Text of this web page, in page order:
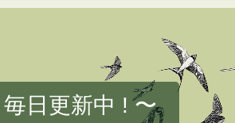
日更新中 ! 〜